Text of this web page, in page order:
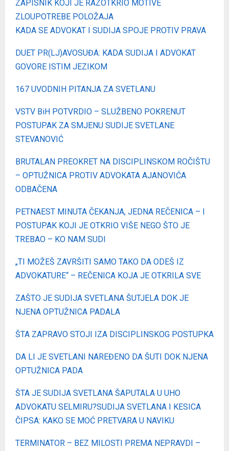
ZAPISNIK KOJI JE RAZOTKRIO MOTIVE
ZLOUPOTREBE POLOŽAJA
KADA SE ADVOKAT I SUDIJA SPOJE PROTIV PRAVA
DUET PR(LJ)AVOSUĐA: KADA SUDIJA I ADVOKAT
GOVORE ISTIM JEZIKOM
167 UVODNIH PITANJA ZA SVETLANU
VSTV BiH POTVRDIO – SLUŽBENO POKRENUT
POSTUPAK ZA SMJENU SUDIJE SVETLANE
STEVANOVIĆ
BRUTALAN PREOKRET NA DISCIPLINSKOM ROČIŠTU
– OPTUŽNICA PROTIV ADVOKATA AJANOVIĆA
ODBAČENA
PETNAEST MINUTA ČEKANJA, JEDNA REČENICA – I
POSTUPAK KOJI JE OTKRIO VIŠE NEGO ŠTO JE
TREBAO – KO NAM SUDI
„TI MOŽEŠ ZAVRŠITI SAMO TAKO DA ODEŠ IZ
ADVOKATURE“ – REČENICA KOJA JE OTKRILA SVE
ZAŠTO JE SUDIJA SVETLANA ŠUTJELA DOK JE
NJENA OPTUŽNICA PADALA
ŠTA ZAPRAVO STOJI IZA DISCIPLINSKOG POSTUPKA
DA LI JE SVETLANI NAREĐENO DA ŠUTI DOK NJENA
OPTUŽNICA PADA
ŠTA JE SUDIJA SVETLANA ŠAPUTALA U UHO
ADVOKATU SELMIRU?SUDIJA SVETLANA I KESICA
ČIPSA: KAKO SE MOĆ PRETVARA U NAVIKU
TERMINATOR – BEZ MILOSTI PREMA NEPRAVDI –